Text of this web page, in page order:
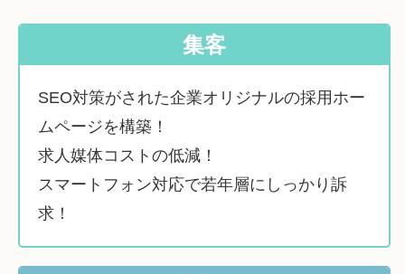
集客
SEO対策がされた企業オリジナルの採用ホー
ムページを構築！
求人媒体コストの低減！
スマートフォン対応で若年層にしっかり訴
求！